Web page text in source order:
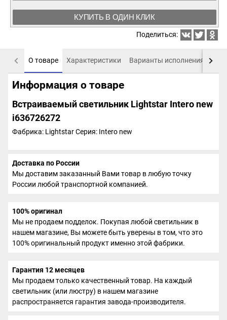
КУПИТЬ В ОДИН КЛИК
Поделиться:
О товаре Характеристики Варианты исполнения
Информация о товаре
Встраиваемый светильник Lightstar Intero new
i636726272
Фабрика: LightstarСерия: Intero new
Доставка по России
Мы доставим заказанный Вами товар в любую точку
России любой транспортной компанией.
100% оригинал
Мы не продаем подделок. Покупая любой светильник в
нашем магазине, Вы можете быть уверены в том, что это
100% оригинальный продукт именно этой фабрики.
Гарантия 12 месяцев
Мы продаем только качественный товар. На каждый
светильник (или люстру) в нашем магазине
распространяется гарантия завода-производителя.